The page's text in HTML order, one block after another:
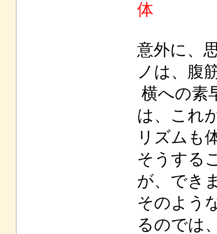
体
意外に、
ノは、腹
横への素
は、これ
リズムも
そうする
が、でき
そのよう
るのでは